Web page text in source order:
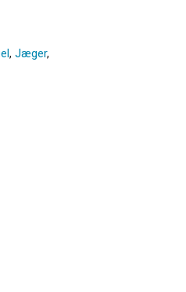
, Jæger,